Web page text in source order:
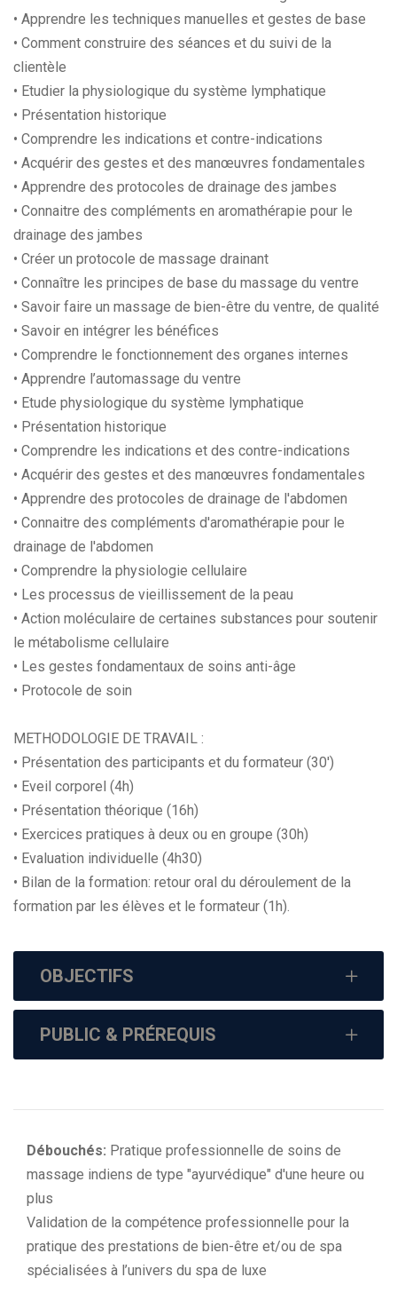
• Apprendre les techniques manuelles et gestes de base
• Comment construire des séances et du suivi de la
clientèle
• Etudier la physiologique du système lymphatique
• Présentation historique
• Comprendre les indications et contre-indications
• Acquérir des gestes et des manœuvres fondamentales
• Apprendre des protocoles de drainage des jambes
• Connaitre des compléments en aromathérapie pour le
drainage des jambes
• Créer un protocole de massage drainant
• Connaître les principes de base du massage du ventre
• Savoir faire un massage de bien-être du ventre, de qualité
• Savoir en intégrer les bénéfices
• Comprendre le fonctionnement des organes internes
• Apprendre l’automassage du ventre
• Etude physiologique du système lymphatique
• Présentation historique
• Comprendre les indications et des contre-indications
• Acquérir des gestes et des manœuvres fondamentales
• Apprendre des protocoles de drainage de l'abdomen
• Connaitre des compléments d'aromathérapie pour le
drainage de l'abdomen
• Comprendre la physiologie cellulaire
• Les processus de vieillissement de la peau
• Action moléculaire de certaines substances pour soutenir
le métabolisme cellulaire
• Les gestes fondamentaux de soins anti-âge
• Protocole de soin
METHODOLOGIE DE TRAVAIL :
• Présentation des participants et du formateur (30')
• Eveil corporel (4h)
• Présentation théorique (16h)
• Exercices pratiques à deux ou en groupe (30h)
• Evaluation individuelle (4h30)
• Bilan de la formation: retour oral du déroulement de la
formation par les élèves et le formateur (1h).
OBJECTIFS
PUBLIC & PRÉREQUIS
Débouchés: Pratique professionnelle de soins de
massage indiens de type "ayurvédique" d'une heure ou
plus
Validation de la compétence professionnelle pour la
pratique des prestations de bien-être et/ou de spa
spécialisées à l’univers du spa de luxe